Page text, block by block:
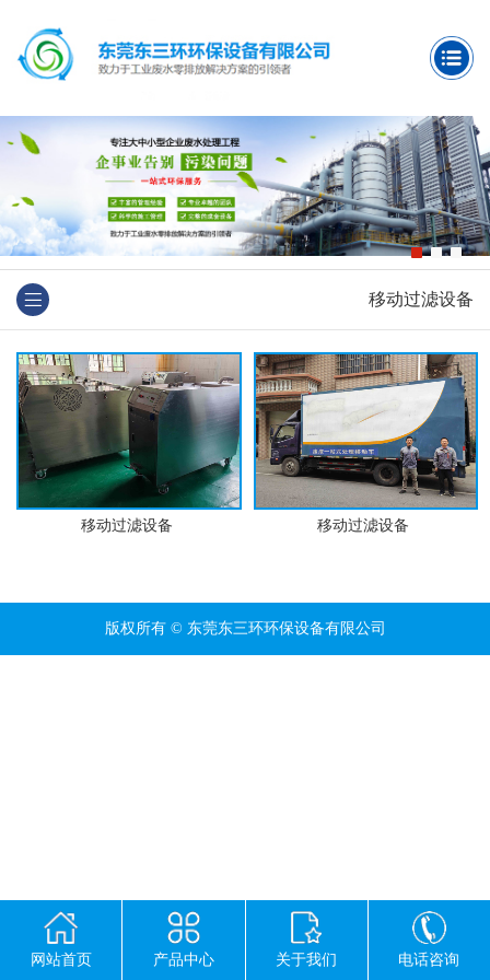
移动过滤设备
移动过滤设备 移动过滤设备
版权所有 © 东莞东三环环保设备有限公司
网站首页 产品中心 关于我们 电话咨询